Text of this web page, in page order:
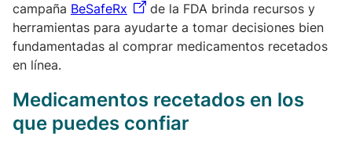
campaña BeSafeRx
de la FDA brinda recursos y
herramientas para ayudarte a tomar decisiones bien
fundamentadas al comprar medicamentos recetados
en línea.
Medicamentos recetados en los
que puedes confiar